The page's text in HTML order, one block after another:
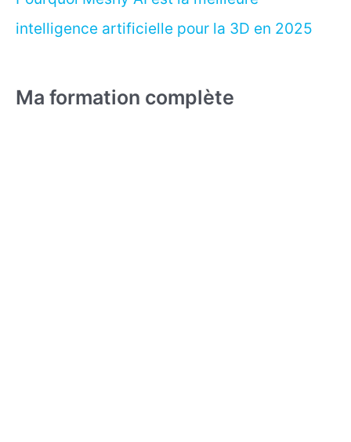
intelligence artificielle pour la 3D en 2025
Ma formation complète